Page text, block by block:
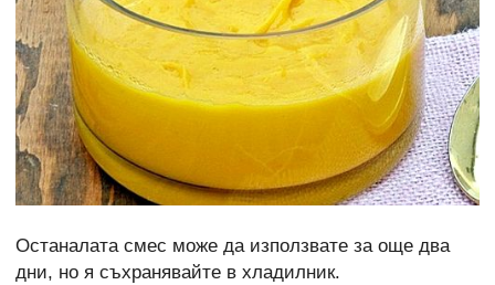
Останалата смес може да използвате за още два
дни, но я съхранявайте в хладилник.